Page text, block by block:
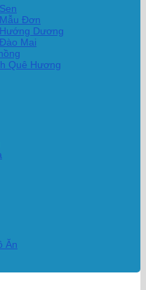
Đơn
Dương
Mai
Quê Hương
Ăn